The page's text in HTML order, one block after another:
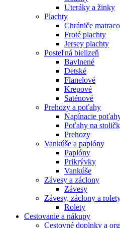
Uteráky a žinky
Plachty
Chrániče
Froté plachty
Jersey plachty
Posteľná bielizeň
Bavlnené
Detské
Flanelové
Krepové
Saténové
Prehozy a poťahy
Napínacie
Poťahy na
Prehozy
Vankúše a paplóny
Paplóny
Prikrývky
Vankúše
Závesy a záclony
Závesy
Závesy, záclony a
Rolety
Cestovanie a nákupy
Cestovné doplnky a